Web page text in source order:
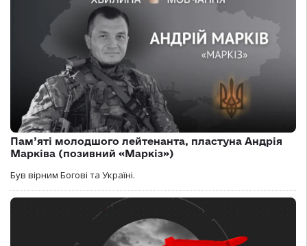
Пам’яті молодшого лейтенанта, пластуна Андрія
Марківа (позивний «Маркіз»)
Був вірним Богові та Україні.